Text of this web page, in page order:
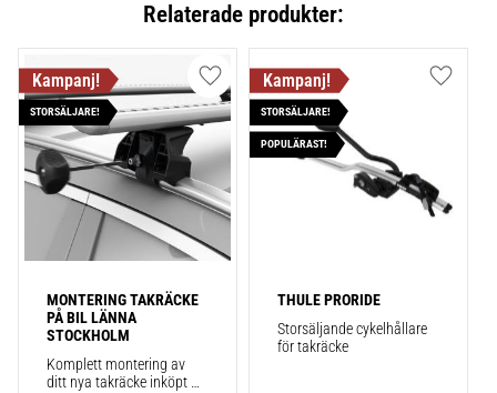
Relaterade produkter:
MONTERING TAKRÄCKE
PÅ BIL LÄNNA
STOCKHOLM
Komplett montering av
ditt nya takräcke inköpt
STORSÄLJARE!
Lägg till i favoriter
THULE PRORIDE
Storsäljande cykelhållare
för takräcke
STORSÄLJARE!
POPULÄRAST!
Lägg